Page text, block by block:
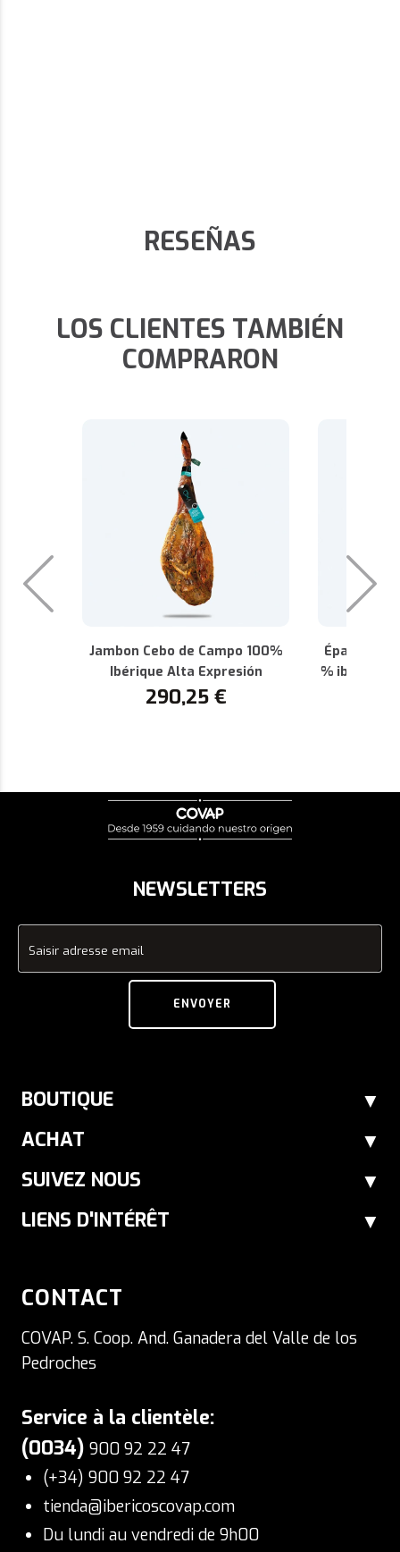
RESEÑAS
LOS CLIENTES TAMBIÉN
COMPRARON
Jambon Cebo de Campo 100%
Ibérique Alta Expresión
290,25 €
Épaule de
% ibérique
NEWSLETTERS
Saisir adresse email
ENVOYER
BOUTIQUE
ACHAT
SUIVEZ NOUS
LIENS D'INTÉRÊT
CONTACT
COVAP. S. Coop. And. Ganadera del Valle de los
Pedroches
Service à la clientèle:
(0034) 900 92 22 47
(+34) 900 92 22 47
tienda@ibericoscovap.com
Du lundi au vendredi de 9h00